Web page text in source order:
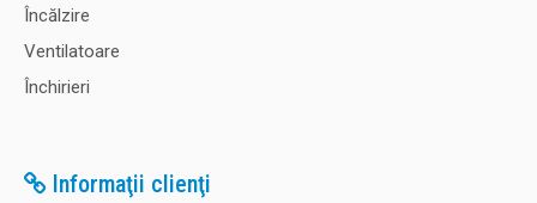
Încălzire
Ventilatoare
Închirieri
Informaţii clienţi